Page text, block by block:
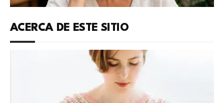
ACERCA DE ESTE SITIO